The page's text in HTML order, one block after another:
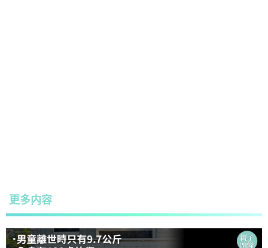
更多内容